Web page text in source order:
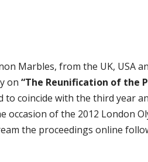
Marbles, from the UK, USA
on “The Reunification of the
to coincide with the third year
of the 2012 London
the proceedings online